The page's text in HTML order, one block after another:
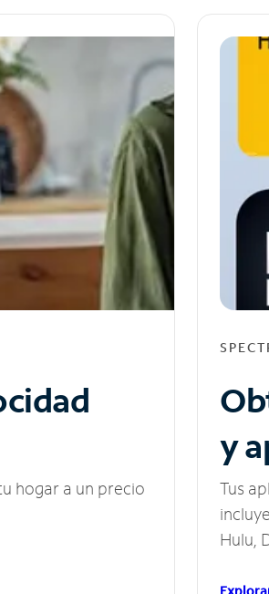
hogar a un precio
y
Tus
Hulu,